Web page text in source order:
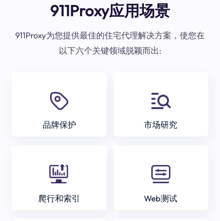
911Proxy应用场景
911Proxy为您提供最佳的住宅代理解决方案，使您在
以下六个关键领域脱颖而出:
品牌保护 市场研究
爬行和索引 Web测试